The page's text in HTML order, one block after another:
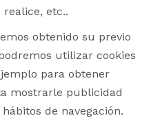
etc..
obtenido su previo
utilizar cookies
para obtener
mostrarle publicidad
de navegación.